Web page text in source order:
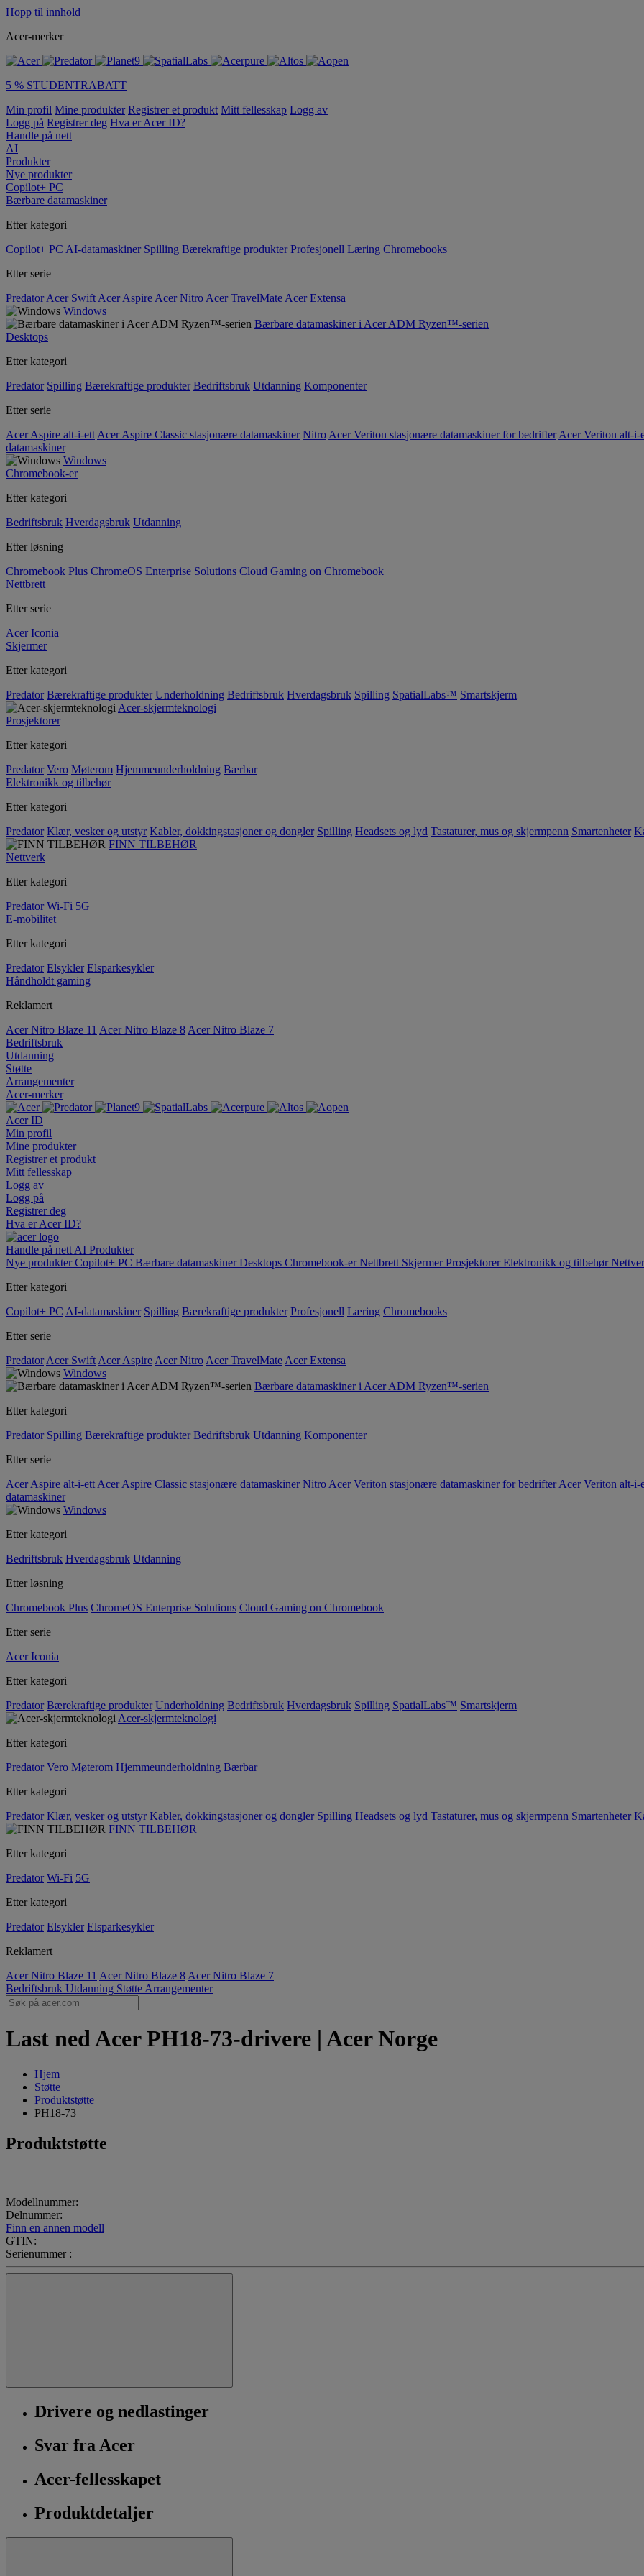
Hopp til innhold
Acer-merker
5 % STUDENTRABATT
Min profil Mine produkter Registrer et produkt Mitt fellesskap Logg av
Logg på Registrer deg Hva er Acer ID?
Handle på nett
AI
Produkter
Nye produkter
Copilot+ PC
Bærbare datamaskiner
Etter kategori
Copilot+ PC AI-datamaskiner Spilling Bærekraftige produkter Profesjonell Læring Chromebooks
Etter serie
Predator Acer Swift Acer Aspire Acer Nitro Acer TravelMate Acer Extensa
Windows
Bærbare datamaskiner i Acer ADM Ryzen™-serien
Desktops
Etter kategori
Predator Spilling Bærekraftige produkter Bedriftsbruk Utdanning Komponenter
Etter serie
Acer Aspire alt-i-ett Acer Aspire Classic stasjonære datamaskiner Nitro Acer Veriton stasjonære datamaskiner for bedrifter Acer Veriton alt-i-
datamaskiner
Windows
Chromebook-er
Etter kategori
Bedriftsbruk Hverdagsbruk Utdanning
Etter løsning
Chromebook Plus ChromeOS Enterprise Solutions Cloud Gaming on Chromebook
Nettbrett
Etter serie
Acer Iconia
Skjermer
Etter kategori
Predator Bærekraftige produkter Underholdning Bedriftsbruk Hverdagsbruk Spilling SpatialLabs™ Smartskjerm
Acer-skjermteknologi
Prosjektorer
Etter kategori
Predator Vero Møterom Hjemmeunderholdning Bærbar
Elektronikk og tilbehør
Etter kategori
Predator Klær, vesker og utstyr Kabler, dokkingstasjoner og dongler Spilling Headsets og lyd Tastaturer, mus og skjermpenn Smartenheter
FINN TILBEHØR
Nettverk
Etter kategori
Predator Wi-Fi 5G
E-mobilitet
Etter kategori
Predator Elsykler Elsparkesykler
Håndholdt gaming
Reklamert
Acer Nitro Blaze 11 Acer Nitro Blaze 8 Acer Nitro Blaze 7
Bedriftsbruk
Utdanning
Støtte
Arrangementer
Acer-merker
Acer ID
Min profil
Mine produkter
Registrer et produkt
Mitt fellesskap
Logg av
Logg på
Registrer deg
Hva er Acer ID?
Handle på nett AI Produkter
Nye produkterCopilot+ PC Bærbare datamaskinerDesktops Chromebook-erNettbrett SkjermerProsjektorerElektronikk og tilbehør
Etter kategori
Copilot+ PC AI-datamaskiner Spilling Bærekraftige produkter Profesjonell Læring Chromebooks
Etter serie
Predator Acer Swift Acer Aspire Acer Nitro Acer TravelMate Acer Extensa
Windows
Bærbare datamaskiner i Acer ADM Ryzen™-serien
Etter kategori
Predator Spilling Bærekraftige produkter Bedriftsbruk Utdanning Komponenter
Etter serie
Acer Aspire alt-i-ett Acer Aspire Classic stasjonære datamaskiner Nitro Acer Veriton stasjonære datamaskiner for bedrifter Acer Veriton alt-i-
datamaskiner
Windows
Etter kategori
Bedriftsbruk Hverdagsbruk Utdanning
Etter løsning
Chromebook Plus ChromeOS Enterprise Solutions Cloud Gaming on Chromebook
Etter serie
Acer Iconia
Etter kategori
Predator Bærekraftige produkter Underholdning Bedriftsbruk Hverdagsbruk Spilling SpatialLabs™ Smartskjerm
Acer-skjermteknologi
Etter kategori
Predator Vero Møterom Hjemmeunderholdning Bærbar
Etter kategori
Predator Klær, vesker og utstyr Kabler, dokkingstasjoner og dongler Spilling Headsets og lyd Tastaturer, mus og skjermpenn Smartenheter
FINN TILBEHØR
Etter kategori
Predator Wi-Fi 5G
Etter kategori
Predator Elsykler Elsparkesykler
Reklamert
Acer Nitro Blaze 11 Acer Nitro Blaze 8 Acer Nitro Blaze 7
Bedriftsbruk Utdanning Støtte Arrangementer
Last ned Acer PH18-73-drivere | Acer Norge
Hjem
Støtte
Produktstøtte
PH18-73
Produktstøtte
Modellnummer:
Delnummer:
Finn en annen modell
GTIN:
Serienummer :
Drivere og nedlastinger
Svar fra Acer
Acer-fellesskapet
Produktdetaljer